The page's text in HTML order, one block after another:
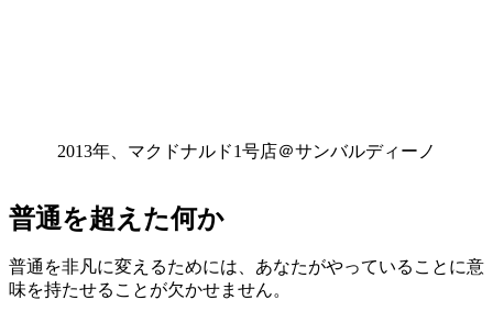
2013年、マクドナルド1号店＠サンバルディーノ
普通を超えた何か
普通を非凡に変えるためには、あなたがやっていることに意
味を持たせることが欠かせません。